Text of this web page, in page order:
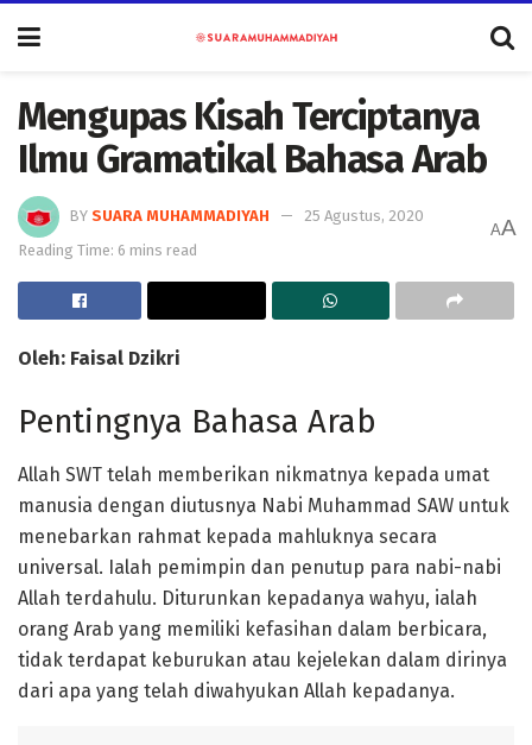
Mengupas Kisah Terciptanya
Ilmu Gramatikal Bahasa Arab
BY SUARA MUHAMMADIYAH
25 Agustus, 2020
Reading Time: 6 mins read
AA
Oleh: Faisal Dzikri
Pentingnya Bahasa Arab
Allah SWT telah memberikan nikmatnya kepada umat
manusia dengan diutusnya Nabi Muhammad SAW untuk
menebarkan rahmat kepada mahluknya secara
universal. Ialah pemimpin dan penutup para nabi-nabi
Allah terdahulu. Diturunkan kepadanya wahyu, ialah
orang Arab yang memiliki kefasihan dalam berbicara,
tidak terdapat keburukan atau kejelekan dalam dirinya
dari apa yang telah diwahyukan Allah kepadanya.